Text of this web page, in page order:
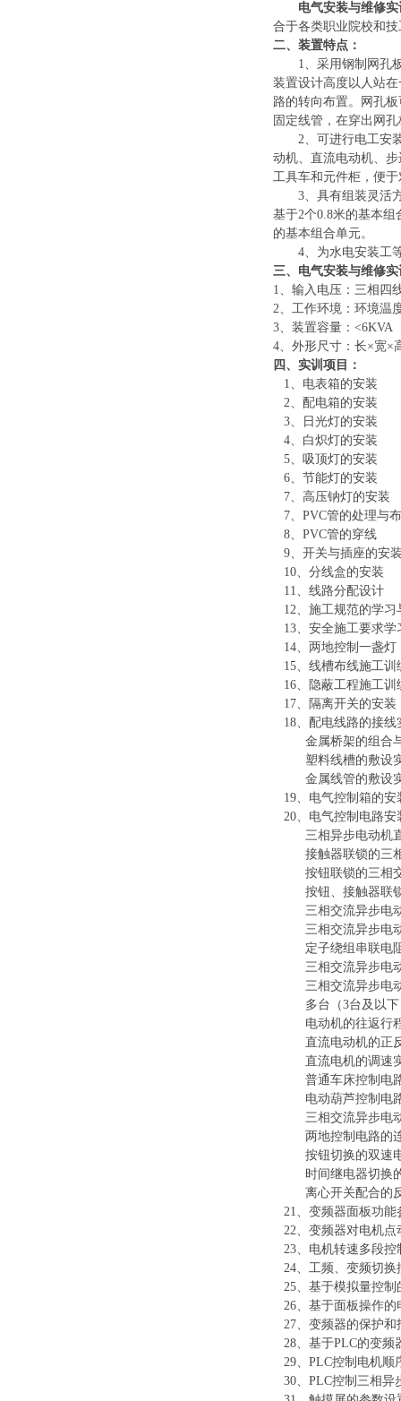
电气安装与维修
合于各类职业院校和
二、 装置特点：
1、采用钢制网孔
装置设计高度以人站
路的转向布置。网孔
固定线管，在穿出网
2、可进行电工安
动机、直流电动机、
工具车和元件柜，便
3、具有组装灵活
基于2个0.8米的基本
的基本组合单元。
4、为水电安装工
三、 电气安装与维修
1、输入电压：三相四
2、工作环境：环境温
3、装置容量：<6KVA
4、外形尺寸：长×宽×
四 、实训项目：
1、电表箱的安装
2、配电箱的安装
3、日光灯的安装
4、白炽灯的安装
5、吸顶灯的安装
6、节能灯的安装
7、高压钠灯的安装
7、PVC管的处理与
8、PVC管的穿线
9、开关与插座的安
10、分线盒的安装
11、线路分配设计
12、施工规范的学习
13、安全施工要求学
14、两地控制一盏灯
15、线槽布线施工训
16、隐蔽工程施工训
17、隔离开关的安装
18、配电线路的接线
金属桥架的组合
塑料线槽的敷设
金属线管的敷设
19、电气控制箱的安
20、电气控制电路安
三相异步电动机
接触器联锁的三
按钮联锁的三相
按钮、接触器联
三相交流异步电
三相交流异步电
定子绕组串联电
三相交流异步电
三相交流异步电
多台（3台及以
电动机的往返行
直流电动机的正
直流电机的调速
普通车床控制电
电动葫芦控制电
三相交流异步电
两地控制电路的
按钮切换的双速
时间继电器切换
离心开关配合的
21、变频器面板功
22、变频器对电机
23、电机转速多段控
24、工频、变频切换
25、基于模拟量控
26、基于面板操作
27、变频器的保护
28、基于PLC的变频
29、PLC控制电机顺
30、PLC控制三相